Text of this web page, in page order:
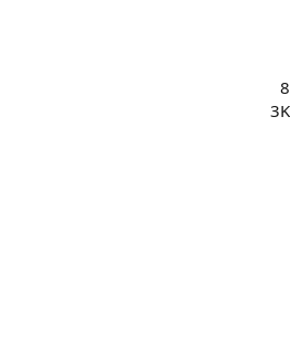
8
3K